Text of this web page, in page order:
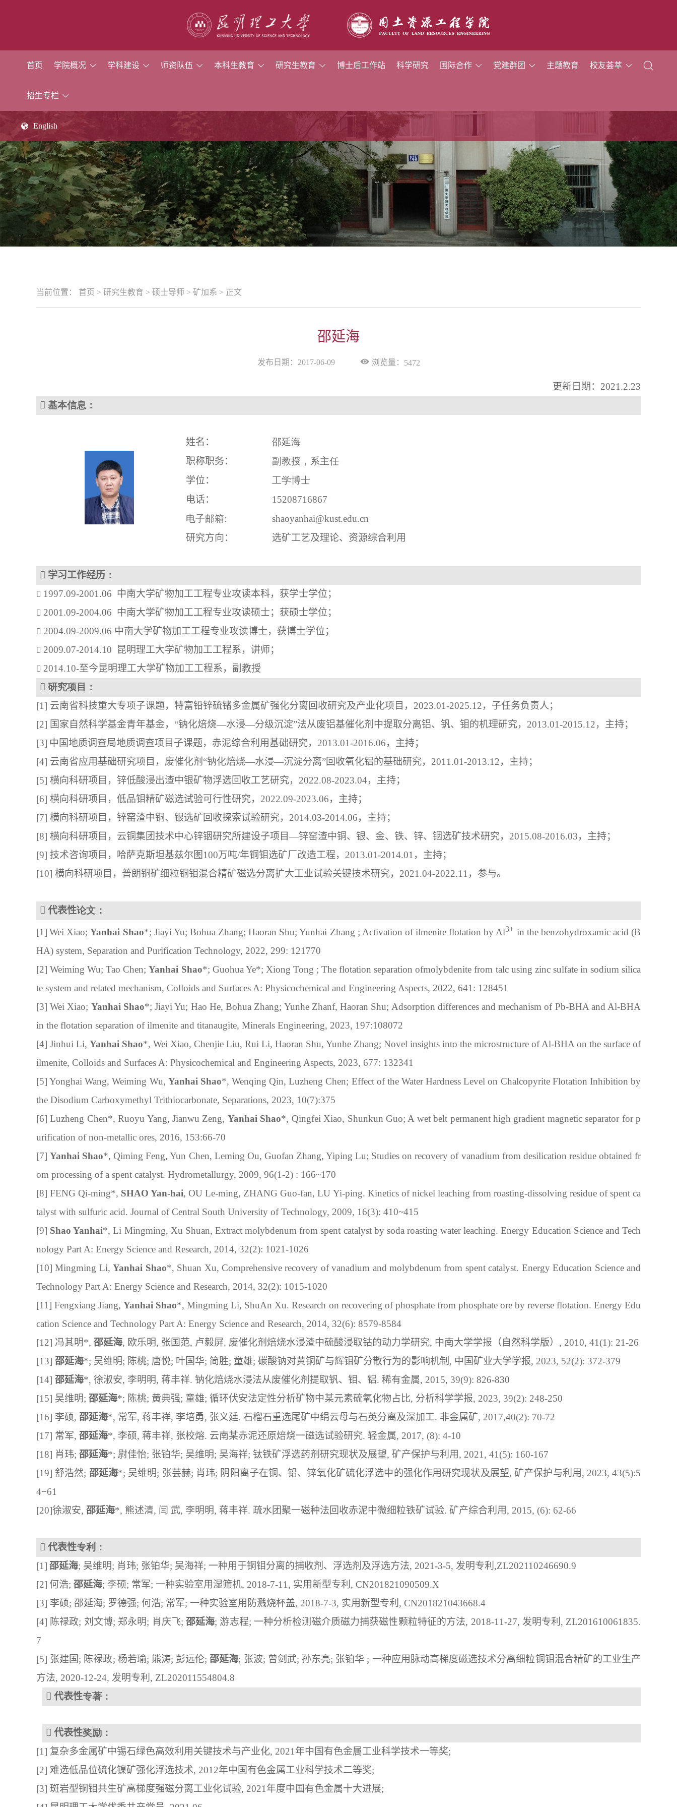
首页 学院概况 学科建设 师资队伍 本科生教育 研究生教育 博士后工作站 科学研究 国际合作 党建群团 主题教育 校友荟萃
招生专栏
English
当前位置： 首页 > 研究生教育 > 硕士导师 > 矿加系 > 正文
邵延海
发布日期：2017-06-09 浏览量： 5472
更新日期： 2021 .2.23
 基本信息 ：
姓名：
邵延海
职称职务：
副教授 ， 系主任
学位：
工学博士
电话：
1 5208716867
电子邮箱: shaoyanhai@kust.edu.cn
研究方向：
选矿工艺及理论、资源综合利用
 学习工作经历 ：
1997.09-2001.06 中南大学矿物加工工程专业攻读本科，获学士学位；
2001.09-2004.06 中南大学矿物加工工程专业攻读硕士；获硕士学位；
2004.09-2009.06 中南大学矿物加工工程专业攻读博士，获博士学位；
2009.07-2014.10 昆明理工大学矿物加工工程系，讲师；
2014.10-至今昆明理工大学矿物加工工程系，副教授
 研究项目
：
[1] 云南省科技重大专项子课题， 特富铅锌硫锗多金属矿强化分离回收研究及产业化项目 ， 2023.01-2025.12，子任务负责人；
[2] 国家自然科学基金青年基金，“钠化焙烧—水浸—分级沉淀”法从废铝基催化剂中提取分离铝、钒、钼的机理研究， 2013.01-2015.12，主持；
[3] 中国地质调查局地质调查项目子课题，赤泥综合利用基础研究， 2013.01-2016.06，主持；
[4] 云南省应用基础研究项目，废催化剂“钠化焙烧—水浸—沉淀分离”回收氧化铝的基础研究， 2011.01-2013.12，主持；
[5] 横向科研项目， 锌低酸浸出渣中银矿物浮选回收工艺研究， 2022.08-2023.04，主持；
[6] 横向科研项目， 低品钼精矿磁选试验可行性研究， 2022.09-2023.06，主持；
[7] 横向科研项目，锌窑渣中铜、银选矿回收探索试验研究， 2014.03-2014.06，主持；
[8] 横向科研项目，云铜集团技术中心锌铟研究所建设子项目—锌窑渣中铜、银、金、铁、锌、铟选矿技术研究， 2015.08-2016.03，主持；
[9] 技术咨询项目，哈萨克斯坦基兹尔图100万吨/年铜钼选矿厂改造工程， 2013.01-2014.01 ，主持；
[10] 横向科研项目，普朗铜矿细粒铜钼混合精矿磁选分离扩大工业试验关键技术研究， 2021.04-2022.11 ，参与。
 代表性论文 ：
[1] Wei Xiao; Yanhai Shao*; Jiayi Yu; Bohua Zhang; Haoran Shu; Yunhai Zhang ; Activation of ilmenite flotation by Al3+ in the benzohydroxamic acid (B
HA) system, Separation and Purification Technology, 2022, 299: 121770
[2] Weiming Wu; Tao Chen; Yanhai Shao*; Guohua Ye*; Xiong Tong ; The flotation separation ofmolybdenite from talc using zinc sulfate in sodium silica
te system and related mechanism, Colloids and Surfaces A: Physicochemical and Engineering Aspects, 2022, 641: 128451
[3] Wei Xiao; Yanhai Shao*; Jiayi Yu; Hao He, Bohua Zhang; Yunhe Zhanf, Haoran Shu; Adsorption differences and mechanism of Pb-BHA and Al-BHA
in the flotation separation of ilmenite and titanaugite, Minerals Engineering, 2023, 197:108072
[4] Jinhui Li, Yanhai Shao*, Wei Xiao, Chenjie Liu, Rui Li, Haoran Shu, Yunhe Zhang; Novel insights into the microstructure of Al-BHA on the surface of
ilmenite, Colloids and Surfaces A: Physicochemical and Engineering Aspects, 2023, 677: 132341
[5] Yonghai Wang, Weiming Wu, Yanhai Shao*, Wenqing Qin, Luzheng Chen; Effect of the Water Hardness Level on Chalcopyrite Flotation Inhibition by
the Disodium Carboxymethyl Trithiocarbonate, Separations, 2023, 10(7):375
[6] Luzheng Chen*, Ruoyu Yang, Jianwu Zeng, Yanhai Shao*, Qingfei Xiao, Shunkun Guo; A wet belt permanent high gradient magnetic separator for p
urification of non-metallic ores, 2016, 153:66-70
[7] Yanhai Shao*, Qiming Feng, Yun Chen, Leming Ou, Guofan Zhang, Yiping Lu; Studies on recovery of vanadium from desilication residue obtained fr
om processing of a spent catalyst. Hydrometallurgy, 2009, 96(1-2) : 166~170
[8] FENG Qi-ming*, SHAO Yan-hai, OU Le-ming, ZHANG Guo-fan, LU Yi-ping. Kinetics of nickel leaching from roasting-dissolving residue of spent ca
talyst with sulfuric acid. Journal of Central South University of Technology, 2009, 16(3): 410~415
[9] Shao Yanhai*, Li Mingming, Xu Shuan, Extract molybdenum from spent catalyst by soda roasting water leaching. Energy Education Science and Tech
nology Part A: Energy Science and Research, 2014, 32(2): 1021-1026
[10] Mingming Li, Yanhai Shao*, Shuan Xu, Comprehensive recovery of vanadium and molybdenum from spent catalyst. Energy Education Science and
Technology Part A: Energy Science and Research, 2014, 32(2): 1015-1020
[11] Fengxiang Jiang, Yanhai Shao*, Mingming Li, ShuAn Xu. Research on recovering of phosphate from phosphate ore by reverse flotation. Energy Edu
cation Science and Technology Part A: Energy Science and Research, 2014, 32(6): 8579-8584
[12] 冯其明*, 邵延海, 欧乐明, 张国范, 卢毅屏. 废催化剂焙烧水浸渣中硫酸浸取钴的动力学研究, 中南大学学报（自然科学版） , 2010, 41(1): 21-26
[13] 邵延海*; 吴维明; 陈桃; 唐悦; 叶国华; 简胜; 童雄; 碳酸钠对黄铜矿与辉钼矿分散行为的影响机制 , 中国矿业大学学报, 2023, 52(2): 372-379
[14] 邵延海*, 徐淑安, 李明明, 蒋丰祥. 钠化焙烧水浸法从废催化剂提取钒、钼、铝. 稀有金属, 2015, 39(9): 826-830
[15] 吴维明; 邵延海*; 陈桃; 黄典强; 童雄; 循环伏安法定性分析矿物中某元素硫氧化物占比, 分析科学学报, 2023, 39(2): 248-250
[16] 李硕, 邵延海*, 常军, 蒋丰祥, 李培勇, 张义廷. 石榴石重选尾矿中绢云母与石英分离及深加工. 非金属矿, 2017,40(2): 70-72
[17] 常军, 邵延海*, 李硕, 蒋丰祥, 张校熔. 云南某赤泥还原焙烧一磁选试验研究. 轻金属, 2017, (8): 4-10
[18] 肖玮; 邵延海*; 尉佳怡; 张铂华; 吴维明; 吴海祥; 钛铁矿浮选药剂研究现状及展望, 矿产保护与利用, 2021, 41(5): 160-167
[19] 舒浩然; 邵延海*; 吴维明; 张芸赫; 肖玮; 阴阳离子在铜、铅、锌氧化矿硫化浮选中的强化作用研究现状及展望, 矿产保护与利用, 2023, 43(5):5
4−61
[20]徐淑安, 邵延海*, 熊述清, 闫 武, 李明明, 蒋丰祥. 疏水团聚一磁种法回收赤泥中微细粒铁矿试验. 矿产综合利用, 2015, (6): 62-66
 代表性专利 ：
[1] 邵延海; 吴维明; 肖玮; 张铂华; 吴海祥; 一种用于铜钼分离的捕收剂、浮选剂及浮选方法, 2021-3-5, 发明专利 ,ZL202110246690.9
[2] 何浩; 邵延海; 李硕; 常军; 一种实验室用湿筛机, 2018-7-11, 实用新型专利 , CN201821090509.X
[3] 李硕; 邵延海; 罗德强; 何浩; 常军; 一种实验室用防溅烧杯盖, 2018-7-3, 实用新型专利 , CN201821043668.4
[4] 陈禄政; 刘文博; 郑永明; 肖庆飞; 邵延海; 游志程; 一种分析检测磁介质磁力捕获磁性颗粒特征的方法, 2018-11-27, 发明专利 , ZL201610061835.
7
[5] 张建国; 陈禄政; 杨若瑜; 熊涛; 彭远伦; 邵延海; 张波; 曾剑武; 孙东亮; 张铂华 ; 一种应用脉动高梯度磁选技术分离细粒铜钼混合精矿的工业生产
方法, 2020-12-24, 发明专利 , ZL202011554804.8
 代表性专著 ：
 代表性奖励 ：
[1] 复杂多金属矿中锡石绿色高效利用关键技术与产业化, 2021年中国有色金属工业科学技术一等奖;
[2] 难选低品位硫化镍矿强化浮选技术, 2012年中国有色金属工业科学技术二等奖;
[3] 斑岩型铜钼共生矿高梯度强磁分离工业化试验, 2021年度中国有色金属十大进展;